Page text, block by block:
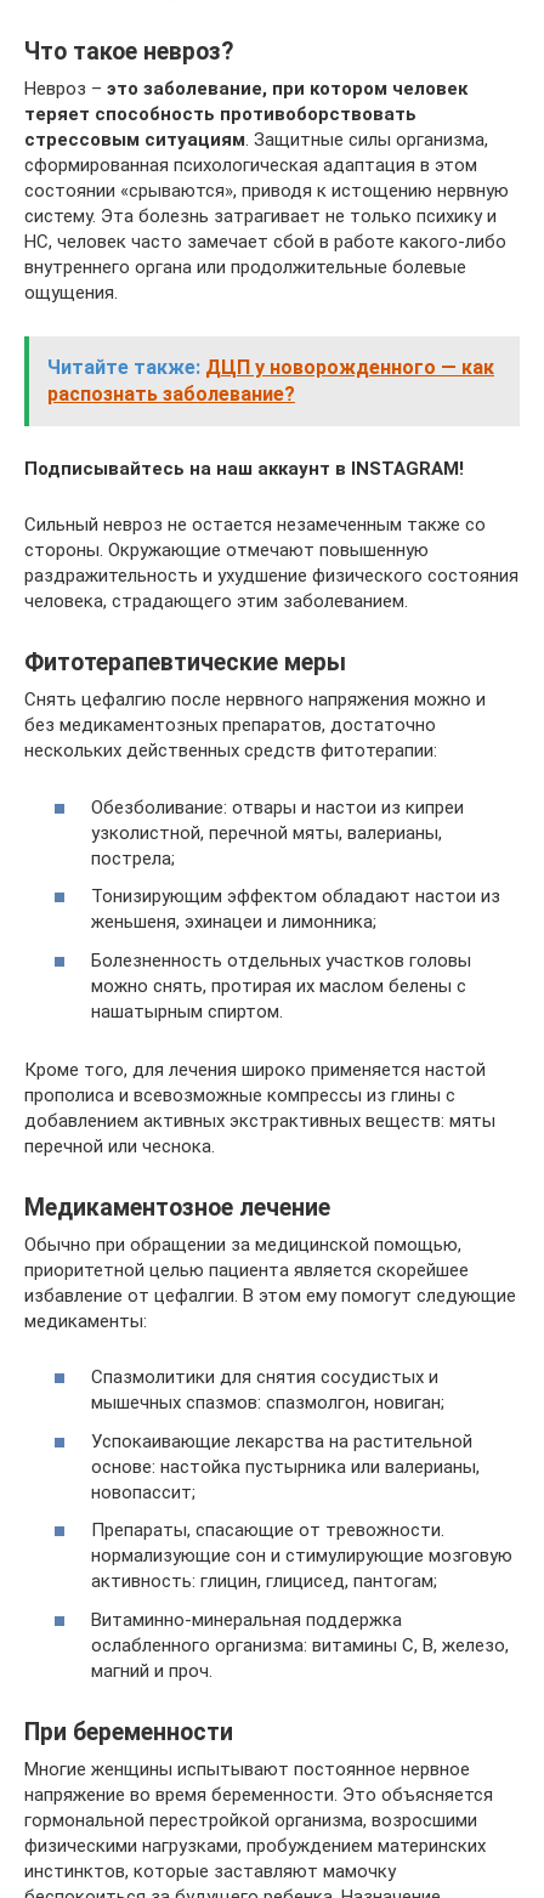
Что такое невроз?
Невроз – это заболевание, при котором человек
теряет способность противоборствовать
стрессовым ситуациям. Защитные силы организма,
сформированная психологическая адаптация в этом
состоянии «срываются», приводя к истощению нервную
систему. Эта болезнь затрагивает не только психику и
НС, человек часто замечает сбой в работе какого-либо
внутреннего органа или продолжительные болевые
ощущения.
Читайте также: ДЦП у новорожденного — как
распознать заболевание?
Подписывайтесь на наш аккаунт в INSTAGRAM!
Сильный невроз не остается незамеченным также со
стороны. Окружающие отмечают повышенную
раздражительность и ухудшение физического состояния
человека, страдающего этим заболеванием.
Фитотерапевтические меры
Снять цефалгию после нервного напряжения можно и
без медикаментозных препаратов, достаточно
нескольких действенных средств фитотерапии:
Обезболивание: отвары и настои из кипреи
узколистной, перечной мяты, валерианы,
пострела;
Тонизирующим эффектом обладают настои из
женьшеня, эхинацеи и лимонника;
Болезненность отдельных участков головы
можно снять, протирая их маслом белены с
нашатырным спиртом.
Кроме того, для лечения широко применяется настой
прополиса и всевозможные компрессы из глины с
добавлением активных экстрактивных веществ: мяты
перечной или чеснока.
Медикаментозное лечение
Обычно при обращении за медицинской помощью,
приоритетной целью пациента является скорейшее
избавление от цефалгии. В этом ему помогут следующие
медикаменты:
Спазмолитики для снятия сосудистых и
мышечных спазмов: спазмолгон, новиган;
Успокаивающие лекарства на растительной
основе: настойка пустырника или валерианы,
новопассит;
Препараты, спасающие от тревожности.
нормализующие сон и стимулирующие мозговую
активность: глицин, глицисед, пантогам;
Витаминно-минеральная поддержка
ослабленного организма: витамины С, В, железо,
магний и проч.
При беременности
Многие женщины испытывают постоянное нервное
напряжение во время беременности. Это объясняется
гормональной перестройкой организма, возросшими
физическими нагрузками, пробуждением материнских
инстинктов, которые заставляют мамочку